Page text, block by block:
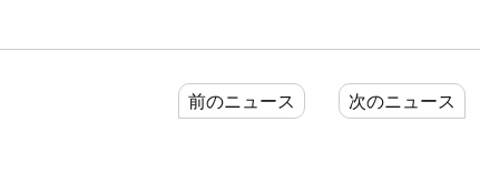
前のニュース 次のニュース